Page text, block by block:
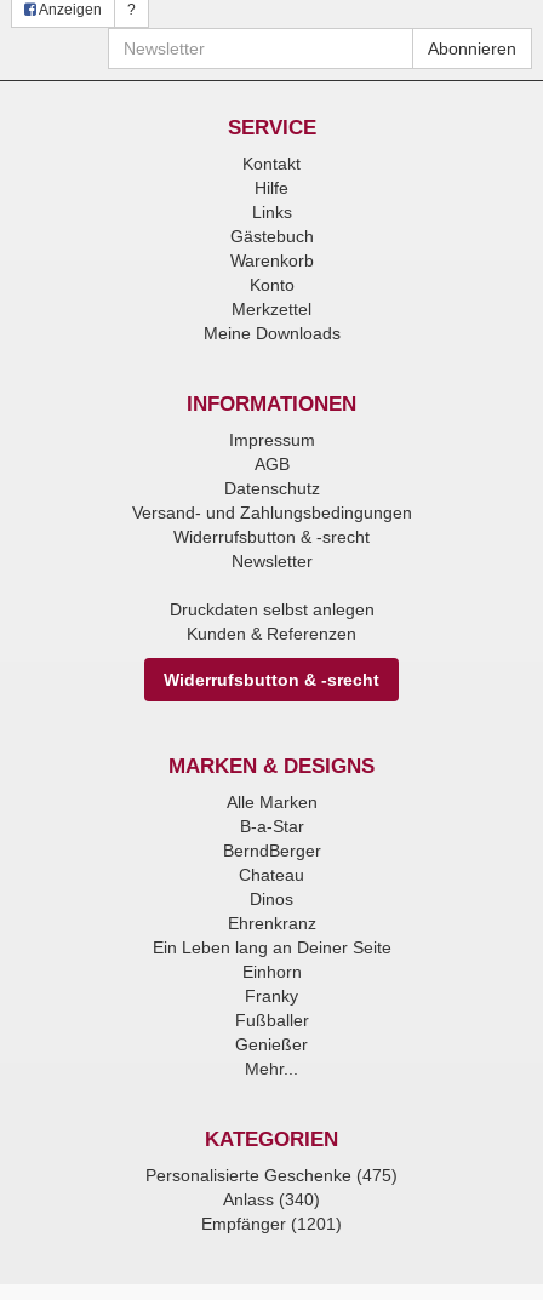
Anzeigen ?
Newsletter Abonnieren
SERVICE
Kontakt
Hilfe
Links
Gästebuch
Warenkorb
Konto
Merkzettel
Meine Downloads
INFORMATIONEN
Impressum
AGB
Datenschutz
Versand- und Zahlungsbedingungen
Widerrufsbutton & -srecht
Newsletter
Druckdaten selbst anlegen
Kunden & Referenzen
Widerrufsbutton & -srecht
MARKEN & DESIGNS
Alle Marken
B-a-Star
BerndBerger
Chateau
Dinos
Ehrenkranz
Ein Leben lang an Deiner Seite
Einhorn
Franky
Fußballer
Genießer
Mehr...
KATEGORIEN
Personalisierte Geschenke (475)
Anlass (340)
Empfänger (1201)